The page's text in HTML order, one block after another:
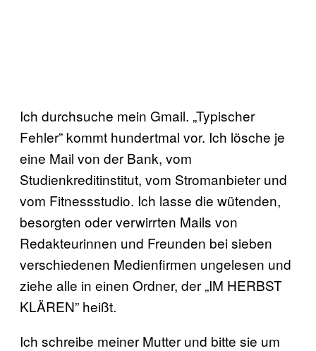
Ich durchsuche mein Gmail. „Typischer
Fehler” kommt hundertmal vor. Ich lösche je
eine Mail von der Bank, vom
Studienkreditinstitut, vom Stromanbieter und
vom Fitnessstudio. Ich lasse die wütenden,
besorgten oder verwirrten Mails von
Redakteurinnen und Freunden bei sieben
verschiedenen Medienfirmen ungelesen und
ziehe alle in einen Ordner, der „IM HERBST
KLÄREN” heißt.
Ich schreibe meiner Mutter und bitte sie um